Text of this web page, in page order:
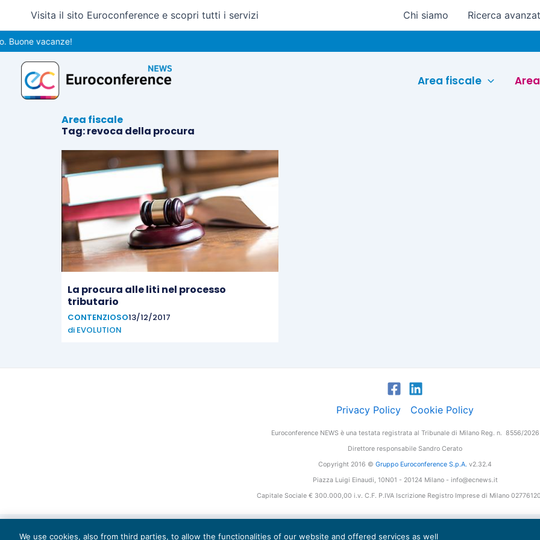
contenuto
Visita il sito Euroconference e scopri tutti i servizi Chi siamo Ricerca
vacanze!
Area fiscale
Area fiscale
Tag: revoca della procura
La procura alle liti nel processo
tributario
CONTENZIOSO13/12/2017
di EVOLUTION
Privacy Policy Cookie Policy
Euroconference NEWS è una testata registrata al Tribunale di Milano Reg. n. 8556/2026
Direttore responsabile Sandro Cerato
Copyright 2016 © Gruppo Euroconference S.p.A. v2.32.4
Piazza Luigi Einaudi, 10N01 - 20124 Milano - info@ecnews.it
Capitale Sociale € 300.000,00 i.v. C.F. P.IVA Iscrizione Registro Imprese di Milano
We use cookies, also from third parties, to allow the functionalities of our website and offered services as well